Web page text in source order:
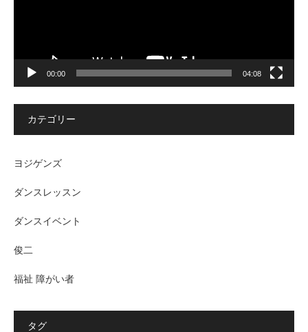
00:00 04:08
カテゴリー
ヨジゲンズ
ダンスレッスン
ダンスイベント
俊二
福祉 障がい者
タグ